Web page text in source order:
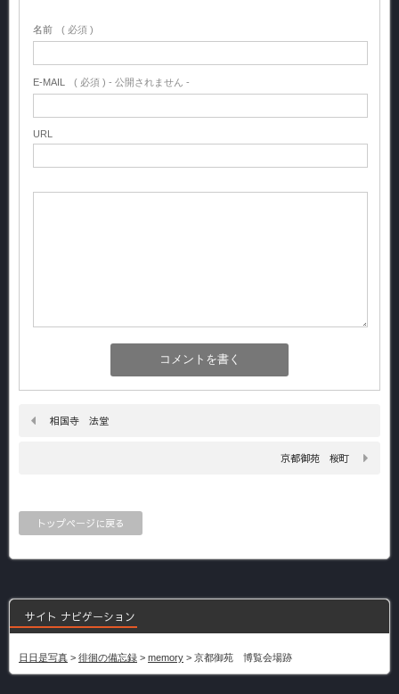
名前 ( 必須 )
E-MAIL ( 必須 ) - 公開されません -
URL
相国寺 法堂
京都御苑 桜町
トップページに戻る
サイト ナビゲーション
日日是写真 > 徘徊の備忘録 > memory > 京都御苑 博覧会場跡